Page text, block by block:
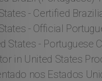
- Certified
- Official
States - Portuguese
in United States
nos Estados